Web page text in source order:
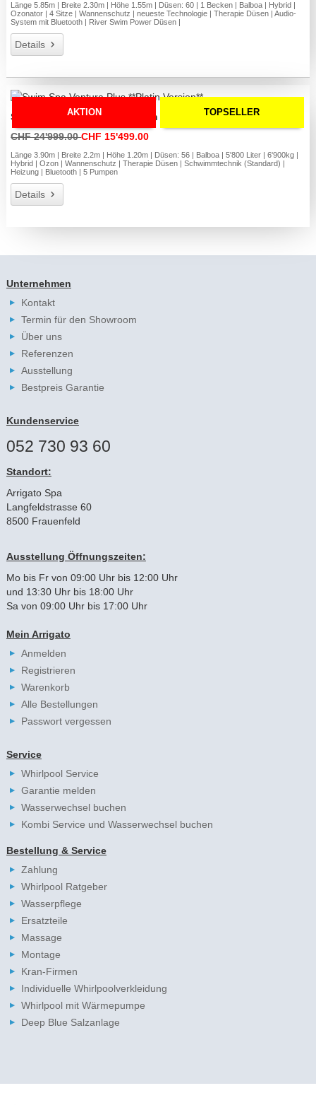
Länge 5.85m | Breite 2.30m | Höhe 1.55m | Düsen: 60 | 1 Becken | Balboa | Hybrid |
Ozonator | 4 Sitze | Wannenschutz | neueste Technologie | Therapie Düsen | Audio-
System mit Bluetooth | River Swim Power Düsen |
Details
AKTION TOPSELLER
Swim Spa Ventura Plus **Platin Version**
CHF 24'999.00CHF 15'499.00
Länge 3.90m | Breite 2.2m | Höhe 1.20m | Düsen: 56 | Balboa | 5'800 Liter | 6'900kg |
Hybrid | Ozon | Wannenschutz | Therapie Düsen | Schwimmtechnik (Standard) |
Heizung | Bluetooth | 5 Pumpen
Details
Unternehmen
Kontakt
Termin für den Showroom
Über uns
Referenzen
Ausstellung
Bestpreis Garantie
Kundenservice
052 730 93 60
Standort:
Arrigato Spa
Langfeldstrasse 60
8500 Frauenfeld
Ausstellung Öffnungszeiten:
Mo bis Fr von 09:00 Uhr bis 12:00 Uhr
und 13:30 Uhr bis 18:00 Uhr
Sa von 09:00 Uhr bis 17:00 Uhr
Mein Arrigato
Anmelden
Registrieren
Warenkorb
Alle Bestellungen
Passwort vergessen
Service
Whirlpool Service
Garantie melden
Wasserwechsel buchen
Kombi Service und Wasserwechsel buchen
Bestellung & Service
Zahlung
Whirlpool Ratgeber
Wasserpflege
Ersatzteile
Massage
Montage
Kran-Firmen
Individuelle Whirlpoolverkleidung
Whirlpool mit Wärmepumpe
Deep Blue Salzanlage